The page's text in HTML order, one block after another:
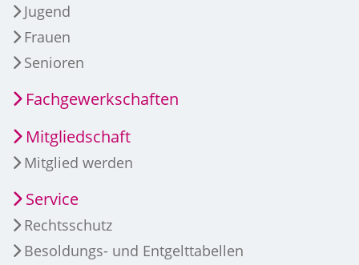
Jugend
Frauen
Senioren
Fachgewerkschaften
Mitgliedschaft
Mitglied werden
Service
Rechtsschutz
Besoldungs- und Entgelttabellen